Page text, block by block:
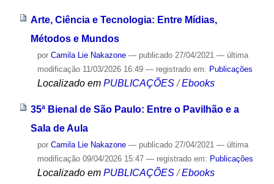
Arte, Ciência e Tecnologia: Entre Mídias,
Métodos e Mundos
por Camila Lie Nakazone — publicado27/04/2021 — última
modificação11/03/2026 16:49 — registrado em: Publicações
Localizado em PUBLICAÇÕES /Ebooks
35ª Bienal de São Paulo: Entre o Pavilhão e a
Sala de Aula
por Camila Lie Nakazone — publicado27/04/2021 — última
modificação09/04/2026 15:47 — registrado em: Publicações
Localizado em PUBLICAÇÕES /Ebooks